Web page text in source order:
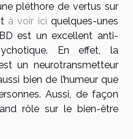
pléthore de vertus sur
à voir ici quelques-unes
est un excellent anti-
En effet, la
un neurotransmetteur
bien de l’humeur que
Aussi, de façon
rôle sur le bien-être